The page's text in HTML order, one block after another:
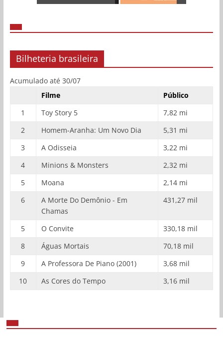
Bilheteria brasileira
Acumulado até 30/07
Filme
Público
1
Toy Story 5
7,82 mi
2
Homem-Aranha: Um Novo Dia
5,31 mi
3
A Odisseia
3,22 mi
4
Minions & Monsters
2,32 mi
5
Moana
2,14 mi
6
A Morte Do Demônio - Em
Chamas
431,27 mil
5 O Convite
330,18 mil
8
Águas Mortais
70,18 mil
9
A Professora De Piano (2001)
3,68 mil
10
As Cores do Tempo 3,16 mil